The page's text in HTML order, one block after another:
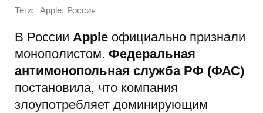
Теги: Apple, Россия
В России Apple официально признали
монополистом. Федеральная
антимонопольная служба РФ (ФАС)
постановила, что компания
злоупотребляет доминирующим